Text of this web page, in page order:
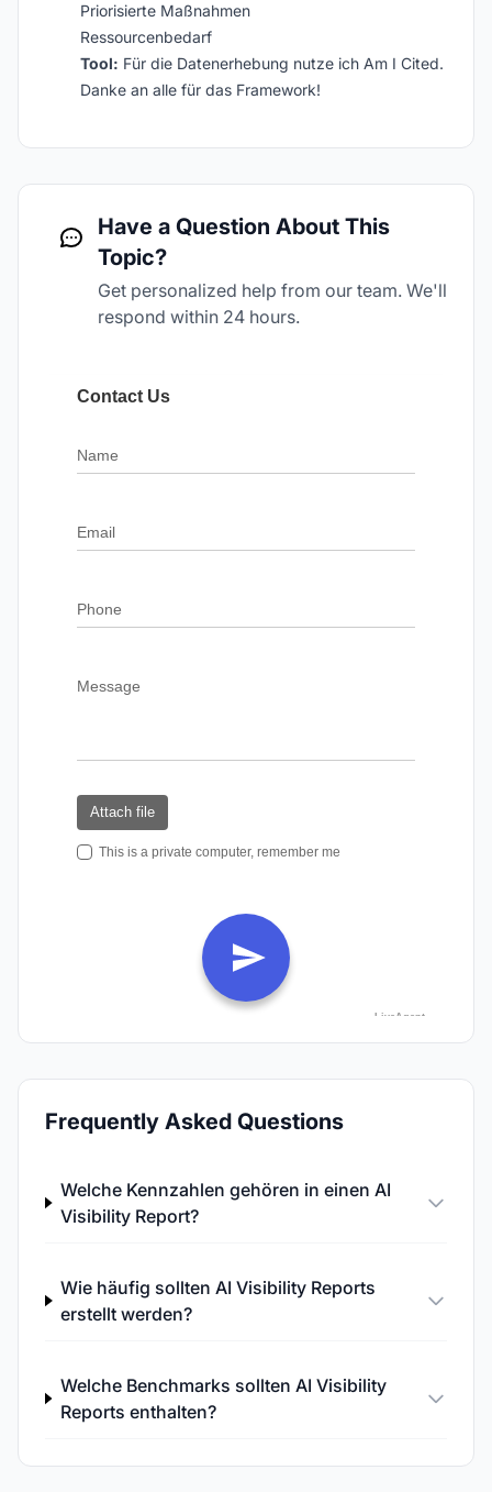
Priorisierte Maßnahmen
Ressourcenbedarf
Tool: Für die Datenerhebung nutze ich Am I Cited.
Danke an alle für das Framework!
Have a Question About This
Topic?
Get personalized help from our team. We'll
respond within 24 hours.
Frequently Asked Questions
Welche Kennzahlen gehören in einen AI
Visibility Report?
Wie häufig sollten AI Visibility Reports
erstellt werden?
Welche Benchmarks sollten AI Visibility
Reports enthalten?